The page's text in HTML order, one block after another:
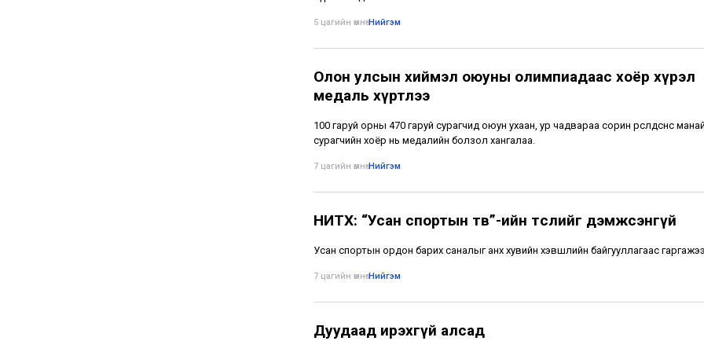
5 цагийн өмнө•Нийгэм
Олон улсын хиймэл оюуны олимпиадаас хоёр хүрэл
медаль хүртлээ
100 гаруй орны 470 гаруй сурагчид оюун ухаан, ур чадвараа сорин өрсөлдсөнөөс манай
сурагчийн хоёр нь медалийн болзол хангалаа.
7 цагийн өмнө•Нийгэм
НИТХ: “Усан спортын төв”-ийн төслийг дэмжсэнгүй
Усан спортын ордон барих саналыг анх хувийн хэвшлийн байгууллагаас
7 цагийн өмнө•Нийгэм
Дуудаад ирэхгүй алсад